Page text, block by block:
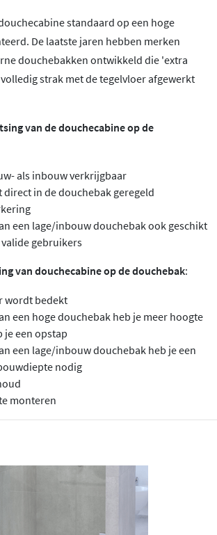
standaard op een hoge
De laatste jaren hebben merken
douchebakken ontwikkeld die 'extra
strak met de tegelvloer afgewerkt
van de douchecabine op de
als inbouw verkrijgbaar
direct in de douchebak geregeld
een lage/inbouw douchebak ook geschikt
gebruikers
van douchecabine op de douchebak:
wordt bedekt
een hoge douchebak heb je meer hoogte
je een opstap
een lage/inbouw douchebak heb je een
nodig
monteren